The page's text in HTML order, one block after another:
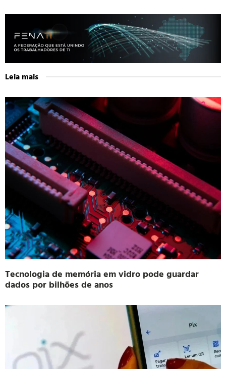
Leia mais
Tecnologia de memória em vidro pode guardar
dados por bilhões de anos